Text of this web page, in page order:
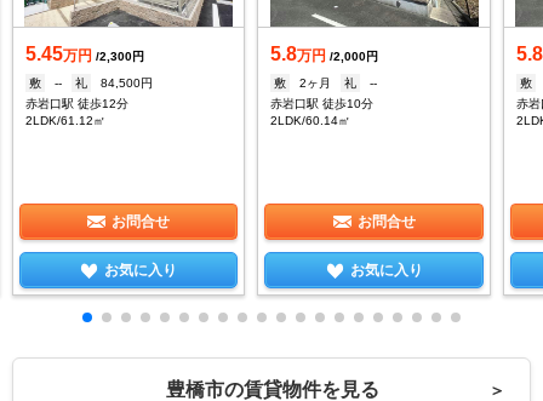
5.45万円 /2,300円
敷
-- 礼
84,500円
赤岩口駅 徒歩12分
2LDK/61.12㎡
お問合せ
お気に入り
5.8万円 /2,000円
敷
2ヶ月 礼
--
赤岩口駅 徒歩10分
2LDK/60.14㎡
お問合せ
お気に入り
5.8
敷
赤
豊橋市の賃貸物件を見る ＞